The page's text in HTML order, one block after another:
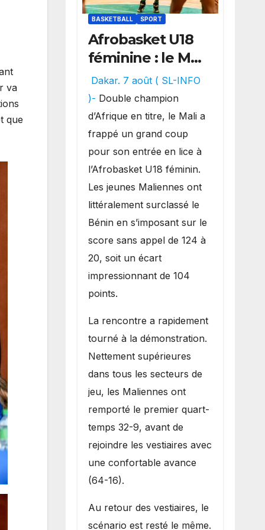
va
que
BASKETBALL SPORT
Afrobasket U18
féminine : le Mali
réalise un
véritable festival
offensif et
inflige une
lourde défaite
au Bénin.
Dakar. 7 août ( SL-INFO
)- Double champion
d’Afrique en titre, le Mali a
frappé un grand coup
pour son entrée en lice à
l’Afrobasket U18 féminin.
Les jeunes Maliennes ont
littéralement surclassé le
Bénin en s’imposant sur le
score sans appel de 124 à
20, soit un écart
impressionnant de 104
points.
La rencontre a rapidement
tourné à la démonstration.
Nettement supérieures
dans tous les secteurs de
jeu, les Maliennes ont
remporté le premier quart-
temps 32-9, avant de
rejoindre les vestiaires avec
une confortable avance
(64-16).
Au retour des vestiaires, le
scénario est resté le même.